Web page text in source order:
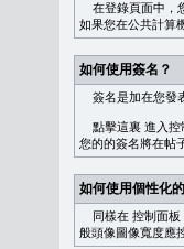
在登錄頁面中，
如果您在公共計算
如何使用簽名？
簽名是加在您發
點擊這裏 進入控
您的的簽名將在帖
如何使用個性化
同樣在 控制面板
般頭像圖像寬度應